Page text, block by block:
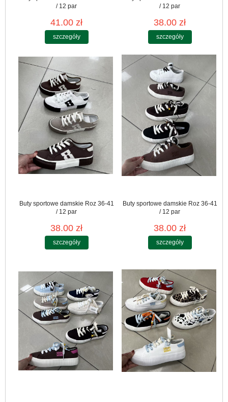
/ 12 par
41.00 zł
szczegóły
/ 12 par
38.00 zł
szczegóły
Buty sportowe damskie Roz 36-41
/ 12 par
38.00 zł
szczegóły
Buty sportowe damskie Roz 36-41
/ 12 par
38.00 zł
szczegóły